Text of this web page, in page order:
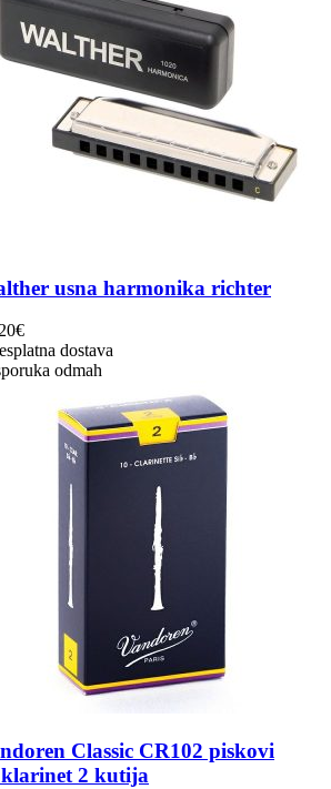
usna harmonika richter
€
dostava
odmah
Classic CR102 piskovi
2 kutija